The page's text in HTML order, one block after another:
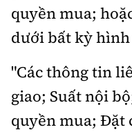
quyền mua;
dưới bất kỳ
"Các thông tin
giao; Suất nội
quyền mua; Đặt